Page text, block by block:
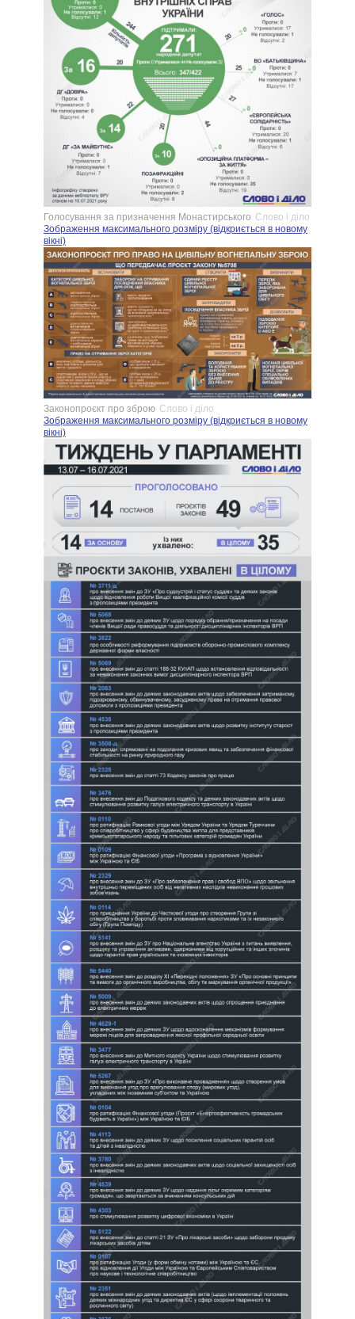
Голосування за призначення Монастирського Слово і діло
Зображення максимального розміру (відкриється в новому
вікні)
Законопроєкт про зброю Слово і діло
Зображення максимального розміру (відкриється в новому
вікні)